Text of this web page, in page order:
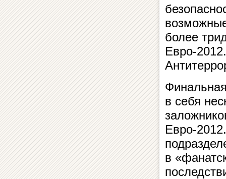
более
Евро-
в себя
Евро-
в